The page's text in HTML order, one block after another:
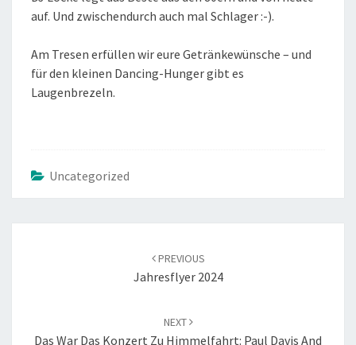
auf. Und zwischendurch auch mal Schlager :-).
Am Tresen erfüllen wir eure Getränkewünsche – und
für den kleinen Dancing-Hunger gibt es
Laugenbrezeln.
Uncategorized
PREVIOUS
Jahresflyer 2024
NEXT
Das War Das Konzert Zu Himmelfahrt: Paul Davis And